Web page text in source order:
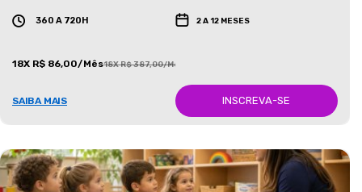
360 A 720H 2 A 12 MESES
18X R$ 86,00/Mês18X R$ 387,00/Mês
SAIBA MAIS INSCREVA-SE